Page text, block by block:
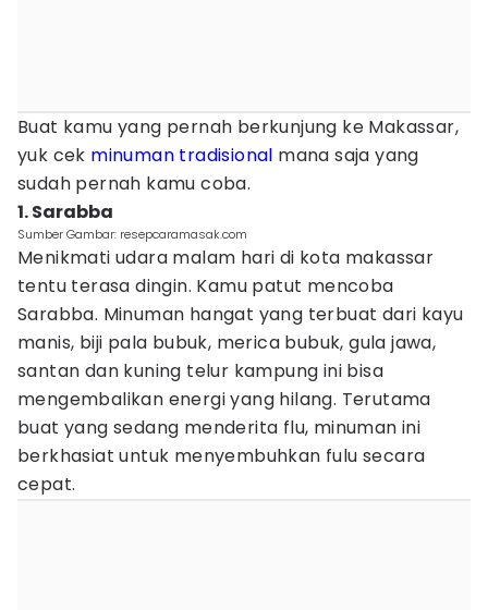
Buat kamu yang pernah berkunjung ke Makassar,
yuk cek minuman tradisional mana saja yang
sudah pernah kamu coba.
1. Sarabba
Sumber Gambar: resepcaramasak.com
Menikmati udara malam hari di kota makassar
tentu terasa dingin. Kamu patut mencoba
Sarabba. Minuman hangat yang terbuat dari kayu
manis, biji pala bubuk, merica bubuk, gula jawa,
santan dan kuning telur kampung ini bisa
mengembalikan energi yang hilang. Terutama
buat yang sedang menderita flu, minuman ini
berkhasiat untuk menyembuhkan fulu secara
cepat.